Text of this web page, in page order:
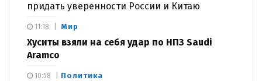
придать уверенности России и Китаю
Мир
Хуситы взяли на себя удар по НПЗ Saudi
Aramco
11:18
Политика
10:58